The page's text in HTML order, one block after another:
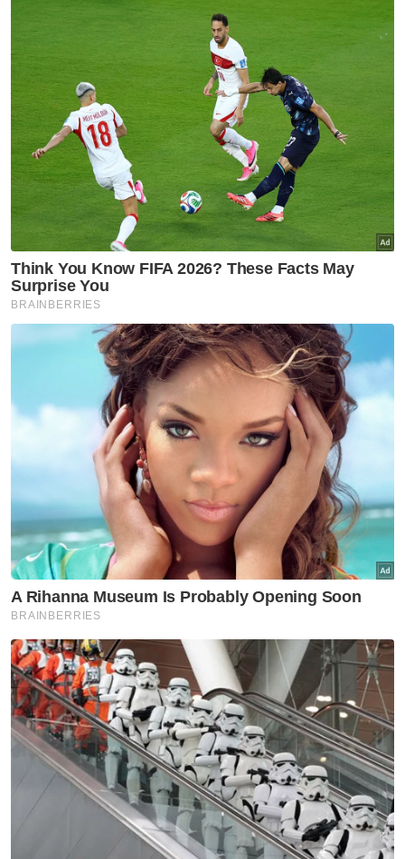
Ringkasan AI
Dua kanak-kanak ditemukan lemas di Tasik
Menawan, Taman Pelangi Indah, Johor
Bahru
Panggilan kecemasan diterima oleh BBP
Johor Jaya pada jam 9.44 malam Selasa
Operasi penyelamat melibatkan 14
anggota bomba dan Pasukan Penyelamat
di Air
Mangsa ditemukan di bawah batu pada
Mangsa dikenali sebagai Muhammad
Rayyan Iskandar Mohamed Hafizee, 9,
dan Muhammad Khalish Rayqarl Hasimudi,
10
Muat turun aplikasi Sinar Harian. Klik di sini!
Kanak Kanak
Lemas
Tasik Menawan
Berita Paling Hangat
Artikel Disyorkan